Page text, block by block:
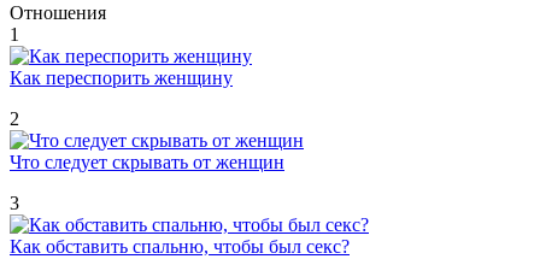
Отношения
1
Как переспорить женщину
2
Что следует скрывать от женщин
3
Как обставить спальню, чтобы был секс?